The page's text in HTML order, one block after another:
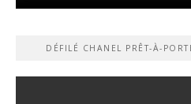
DÉFILÉ CHANEL PRÊT-À-